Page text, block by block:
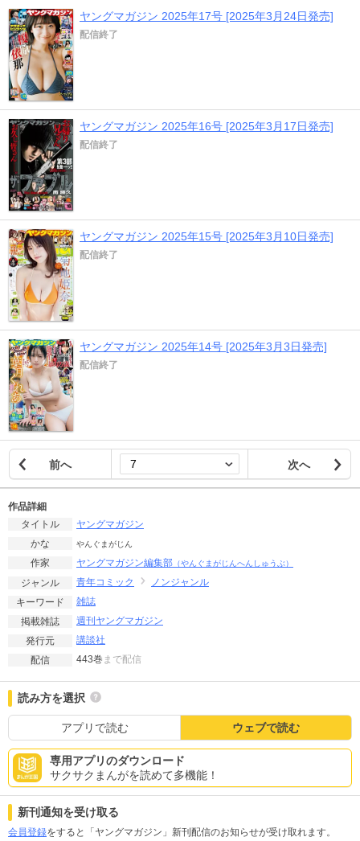
ヤングマガジン 2025年17号 [2025年3月24日発売]
配信終了
ヤングマガジン 2025年16号 [2025年3月17日発売]
配信終了
ヤングマガジン 2025年15号 [2025年3月10日発売]
配信終了
ヤングマガジン 2025年14号 [2025年3月3日発売]
配信終了
前へ 次へ
作品詳細
タイトル
ヤングマガジン
かな
やんぐまがじん
作家 ヤングマガジン編集部 （やんぐまがじんへんしゅうぶ）
ジャンル 青年コミック
ノンジャンル
キーワード
雑誌
掲載雑誌
週刊ヤングマガジン
発行元
講談社
配信
443巻 まで配信
読み方を選択
アプリで読む ウェブで読む
専用アプリのダウンロード
サクサクまんがを読めて多機能！
新刊通知を受け取る
会員登録をすると「ヤングマガジン」新刊配信のお知らせが受け取れます。